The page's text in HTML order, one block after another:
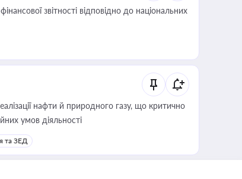
звітності відповідно до національних
нафти й природного газу, що критично
умов діяльності
та ЗЕД